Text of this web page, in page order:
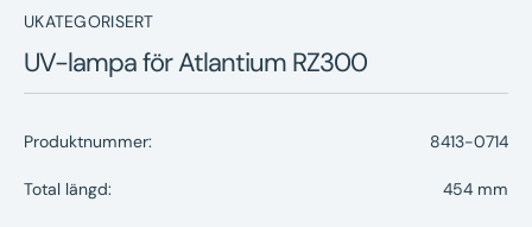
UKATEGORISERT
UV-lampa för Atlantium RZ300
Produktnummer: 8413-0714
Total längd: 454 mm